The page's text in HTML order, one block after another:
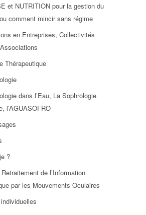
et NUTRITION pour la gestion du
comment mincir sans régime
en Entreprises, Collectivités
Thérapeutique
dans l’Eau, La Sophrologie
l’AGUASOFRO
?
de l’Information
par les Mouvements Oculaires